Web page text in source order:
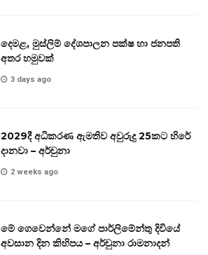
දෙමළ, මුස්ලිම් දේශපාලන පක්ෂ හා ජනපති
අතර හමුවක්
3 days ago
2029දී අධිකරණ ඇමතිව අවුරුදු 25කට හිරේ
දානවා – අර්චුනා
2 weeks ago
මේ ගෙවෙන්නේ මගේ පාර්ලිමේන්තු දිවියේ
අවසාන දින කිහිපය – අර්චුනා රාමනාදන්